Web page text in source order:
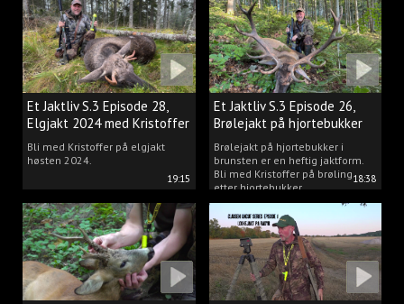
19:15
Et Jaktliv S.3 Episode 28,
Elgjakt 2024 med Kristoffer
Clausen
Bli med Kristoffer på elgjakt
høsten 2024.
18:38
Et Jaktliv S.3 Episode 26,
Brølejakt på hjortebukker
med Kristoffer Clausen
Brølejakt på hjortebukker i
brunsten er en heftig jaktform.
Bli med Kristoffer på brøling
etter hjortebukker.